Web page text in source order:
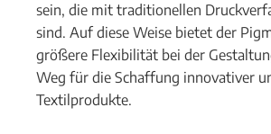
sein, die mit traditionellen
sind. Auf diese Weise bietet der
größere Flexibilität bei der
Weg für die Schaffung innovativer
Textilprodukte.